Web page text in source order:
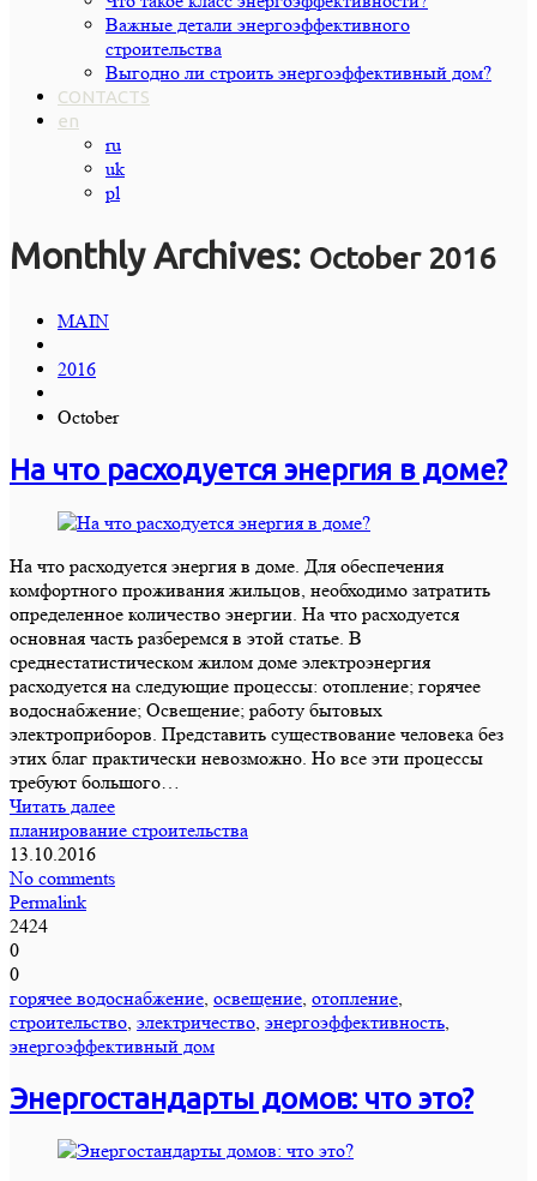
Важные детали энергоэффективного
строительства
Выгодно ли строить энергоэффективный дом?
CONTACTS
en
ru
uk
pl
Monthly Archives: October 2016
MAIN
2016
October
На что расходуется энергия в доме?
На что расходуется энергия в доме. Для обеспечения
комфортного проживания жильцов, необходимо затратить
определенное количество энергии. На что расходуется
основная часть разберемся в этой статье. В
среднестатистическом жилом доме электроэнергия
расходуется на следующие процессы: отопление; горячее
водоснабжение; Освещение; работу бытовых
электроприборов. Представить существование человека без
этих благ практически невозможно. Но все эти процессы
требуют большого…
Читать далее
планирование строительства
13.10.2016
No comments
Permalink
2424
0
0
горячее водоснабжение освещение отопление
строительство электричество энергоэффективность
энергоэффективный дом
Энергостандарты домов: что это?